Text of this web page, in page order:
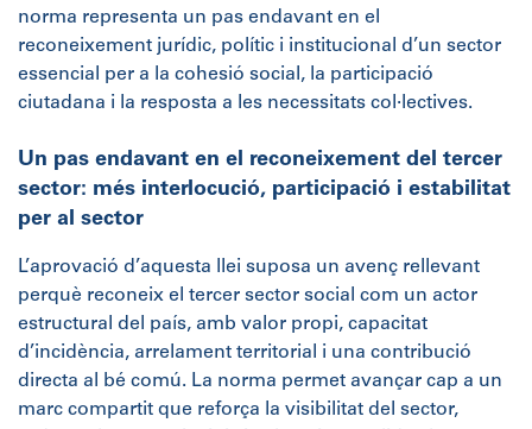
norma representa un pas endavant en el
reconeixement jurídic, polític i institucional d’un sector
essencial per a la cohesió social, la participació
ciutadana i la resposta a les necessitats col·lectives.
Un pas endavant en el reconeixement del tercer
sector: més interlocució, participació i estabilitat
per al sector
L’aprovació d’aquesta llei suposa un avenç rellevant
perquè reconeix el tercer sector social com un actor
estructural del país, amb valor propi, capacitat
d’incidència, arrelament territorial i una contribució
directa al bé comú. La norma permet avançar cap a un
marc compartit que reforça la visibilitat del sector,